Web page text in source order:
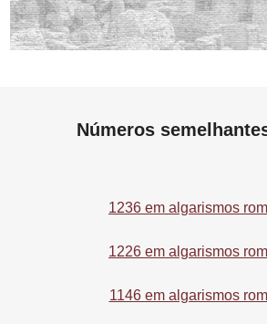
Números
1236 em algarismos
1226 em algarismos
1146 em algarismos